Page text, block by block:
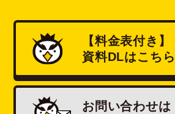
【料金表付き】
資料DLはこちら
お問い合わせは